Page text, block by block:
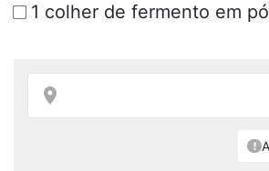
1 colher de fermento em pó